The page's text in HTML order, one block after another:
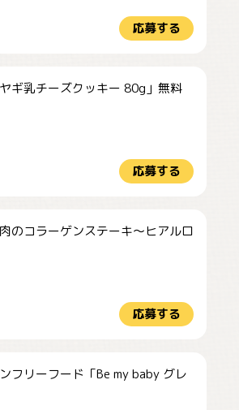
応募する
ギ乳チーズクッキー 80g」無料
応募する
のコラーゲンステーキ～ヒアルロ
応募する
フリーフード「Be my baby グレ